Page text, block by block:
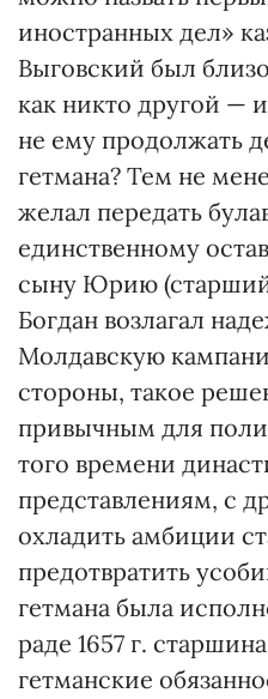
иностранных дел»
Выговский был
как никто другой —
не ему продолжать
гетмана? Тем не
желал передать
единственному
сыну Юрию
Богдан возлагал
Молдавскую
стороны, такое
привычным для
того времени
представлениям, с
охладить амбиции
предотвратить
гетмана была
раде 1657 г.
гетманские